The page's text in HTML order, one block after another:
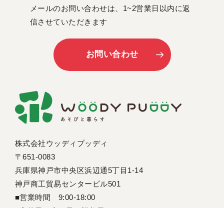
株式会社ウッディプッディ
〒651-0083
兵庫県神戸市中央区浜辺通5丁目1-14
神戸商工貿易センタービル501
■営業時間 9:00-18:00
メールのお問い合わせは、1~2営業日以内に返
信させていただきます
お問い合わせ